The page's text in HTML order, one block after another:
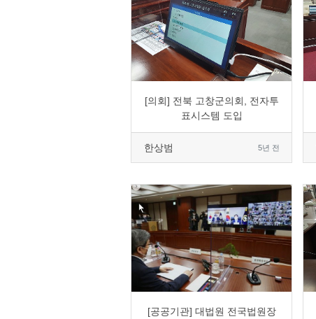
0 2184 5 0
[의회] 전북 고창군의회, 전자투
표시스템 도입
한상범 5년 전
0 1814 6
[공공기관] 대법원 전국법원장